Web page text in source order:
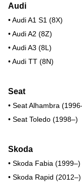
Audi
• Audi A1 S1 (8X)
• Audi A2 (8Z)
• Audi A3 (8L)
• Audi TT (8N)
Seat
• Seat Alhambra
• Seat Toledo (1998–)
Skoda
• Skoda Fabia (1999–)
• Skoda Rapid (2012–)